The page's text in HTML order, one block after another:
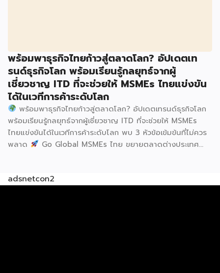
(TESE 2026) เป็นเวทีแสดงธุรกิจแฟรนไชส์และโซลูชั่นส์แบบครบ
วงจร […]
พร้อมพาธุรกิจไทยก้าวสู่ตลาดโลก? อัปเดตเท
รนด์ธุรกิจโลก พร้อมเรียนรู้กลยุทธ์จากผู้
เชี่ยวชาญ ITD ที่จะช่วยให้ MSMEs ไทยแข่งขัน
ได้ในเวทีการค้าระดับโลก
พร้อมพาธุรกิจไทยก้าวสู่ตลาดโลก? อัปเดตเทรนด์ธุรกิจโลก
พร้อมเรียนรู้กลยุทธ์จากผู้เชี่ยวชาญ ITD ที่จะช่วยให้ MSMEs
ไทยแข่งขันได้ในเวทีการค้าระดับโลก พบ 3 หัวข้อเข้มข้นที่ไม่ควร
พลาด
Go Global MSMEs ไทย ขยายตลาดต่างประเทศ
Commerce เปิดตลาดจีน ติดอาวุธ SMEs ไทย สู่ผู้บริโภค
adsnetcon2